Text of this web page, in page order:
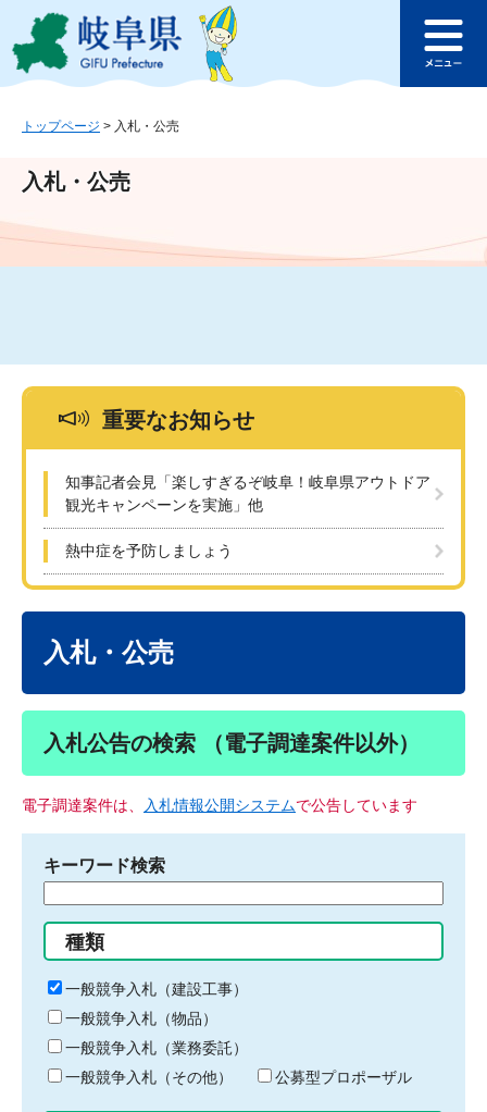
ジ
ュ
文
このページの本文へ
ュ
トップページ > 入札・公売
入札・公売
重要なお知らせ
知事記者会見「楽しすぎるぞ岐阜！岐阜県アウトドア
観光キャンペーンを実施」他
熱中症を予防しましょう
入札・公売
入札公告の検索 （電子調達案件以外）
電子調達案件は、 入札情報公開システムで公告しています
キーワード検索
る
キ
ー
ワ
ー
ド
種類
一般競争入札（建設工事）
一般競争入札（物品）
一般競争入札（業務委託）
一般競争入札（その他）
公募型プロポーザル